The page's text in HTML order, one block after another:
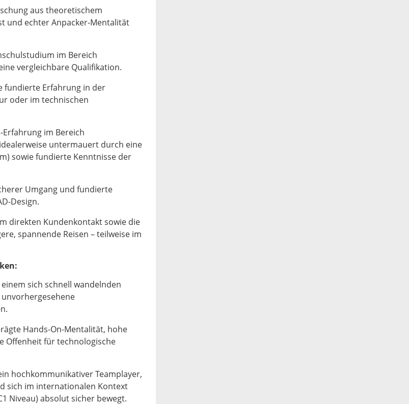
aus theoretischem
und echter Anpacker-Mentalität
im Bereich
vergleichbare Qualifikation.
fundierte Erfahrung in der
oder im technischen
Erfahrung im Bereich
untermauert durch eine
sowie fundierte Kenntnisse der
Umgang und fundierte
Design.
direkten Kundenkontakt sowie die
spannende Reisen – teilweise im
sich schnell wandelnden
Hands-On-Mentalität, hohe
Offenheit für technologische
hochkommunikativer Teamplayer,
sich im internationalen Kontext
Niveau) absolut sicher bewegt.